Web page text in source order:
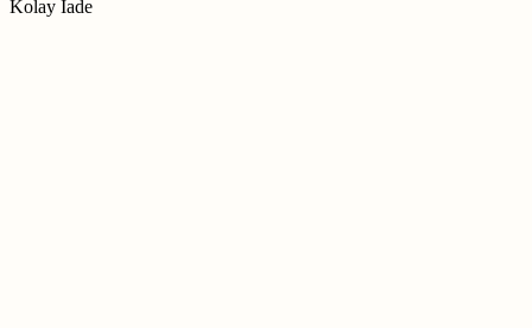
Kolay İade